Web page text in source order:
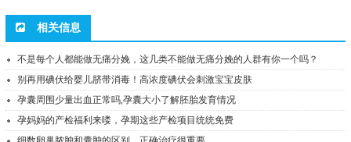
相关信息
不是每个人都能做无痛分娩，这几类不能做无痛分娩的人群有你一个吗？
别再用碘伏给婴儿脐带消毒！高浓度碘伏会刺激宝宝皮肤
孕囊周围少量出血正常吗,孕囊大小了解胚胎发育情况
孕妈妈的产检福利来喽，孕期这些产检项目统统免费